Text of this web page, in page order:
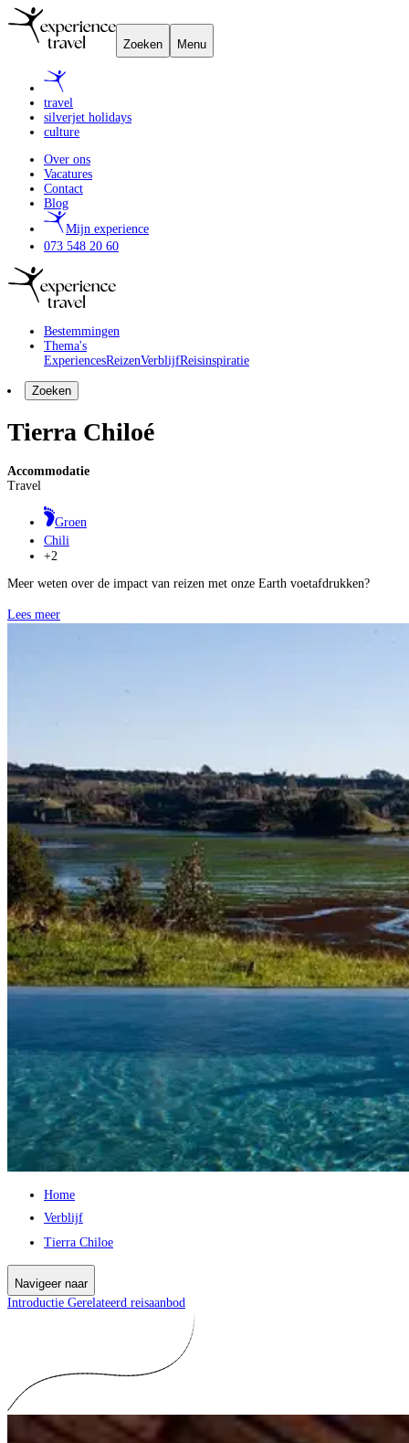
Zoeken Menu
travel
silverjet holidays
culture
Over ons
Vacatures
Contact
Blog
Mijn experience
073 548 20 60
Bestemmingen
Thema's
ExperiencesReizenVerblijfReisinspiratie
Zoeken
Tierra Chiloé
Accommodatie
Travel
Groen
Chili
+2
Meer weten over de impact van reizen met onze Earth voetafdrukken?
Lees meer
Home
Verblijf
Tierra Chiloe
Navigeer naar
Introductie Gerelateerd reisaanbod